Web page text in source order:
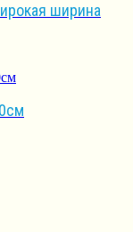
ширина